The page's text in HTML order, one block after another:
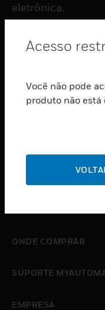
eletrônica.
PRODUTOS
toggle view
ONDE COMPRAR
SUPORTE
EMPRESA
Acesso
Você não pode
produto não está